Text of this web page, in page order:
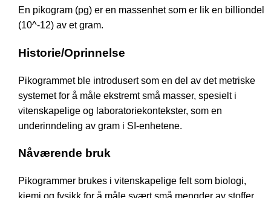
En pikogram (pg) er en massenhet som er lik en billiondel
(10^-12) av et gram.
Historie/Oprinnelse
Pikogrammet ble introdusert som en del av det metriske
systemet for å måle ekstremt små masser, spesielt i
vitenskapelige og laboratoriekontekster, som en
underinndeling av gram i SI-enhetene.
Nåværende bruk
Pikogrammer brukes i vitenskapelige felt som biologi,
kjemi og fysikk for å måle svært små mengder av stoffer,